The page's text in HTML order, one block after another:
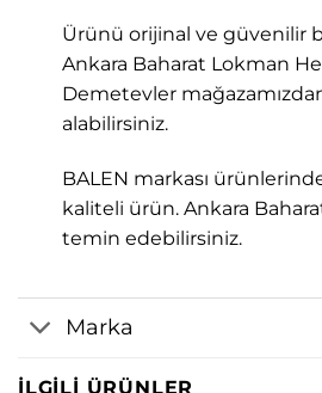
Ürünü orijinal ve güvenilir
Ankara Baharat Lokman
Demetevler
alabilirsiniz.
BALEN markası
kaliteli ürün. Ankara
temin edebilirsiniz.
Marka
İLGILI ÜRÜNLER